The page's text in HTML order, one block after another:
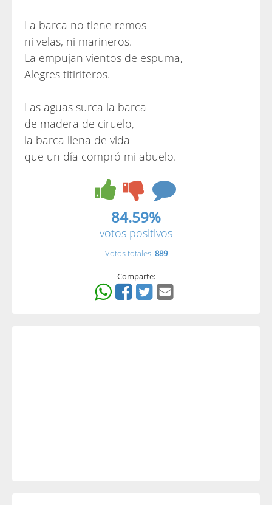
La barca no tiene remos
ni velas, ni marineros.
La empujan vientos de espuma,
Alegres titiriteros.
Las aguas surca la barca
de madera de ciruelo,
la barca llena de vida
que un día compró mi abuelo.
84.59%
votos positivos
Votos totales: 889
Comparte: